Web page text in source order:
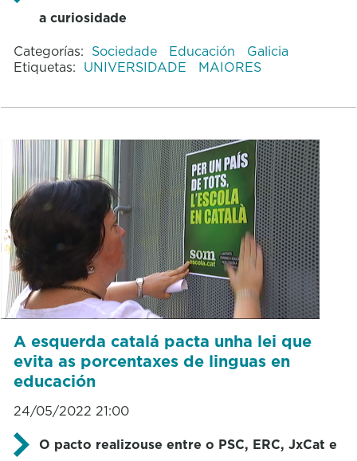
a curiosidade
Categorías: Sociedade Educación
Galicia
Etiquetas: UNIVERSIDADE MAIORES
A esquerda catalá pacta unha lei que
evita as porcentaxes de linguas en
educación
24/05/2022 21:00
O pacto realizouse entre o PSC, ERC, JxCat e